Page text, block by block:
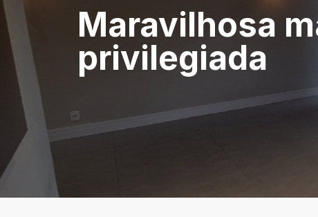
Maravilhosa
privilegiada